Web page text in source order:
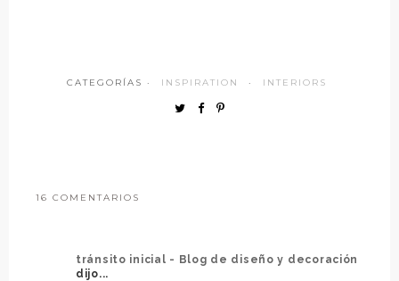
CATEGORÍAS · INSPIRATION · INTERIORS
16 COMENTARIOS
tránsito inicial - Blog de diseño y decoración
dijo...